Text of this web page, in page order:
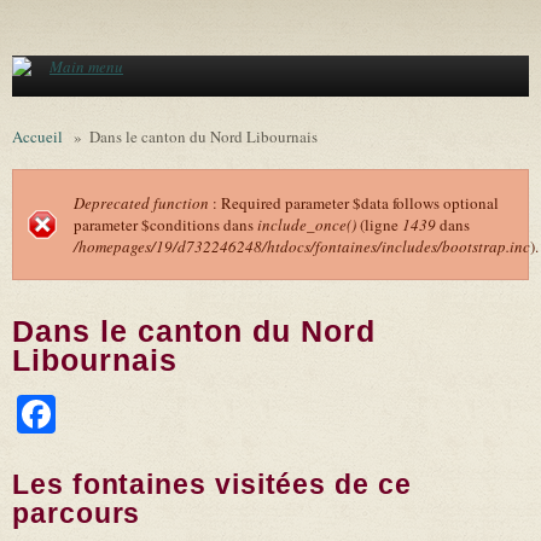
Main menu
Accueil » Dans le canton du Nord Libournais
Message d'erreur
Deprecated function : Required parameter $data follows optional
parameter $conditions dansinclude_once()(ligne 1439dans
/homepages/19/d732246248/htdocs/fontaines/includes/bootstrap.inc).
Dans le canton du Nord
Libournais
Les fontaines visitées de ce
parcours